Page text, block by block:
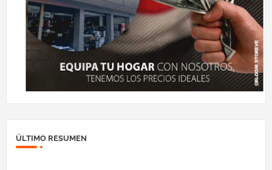
ÚLTIMO RESUMEN